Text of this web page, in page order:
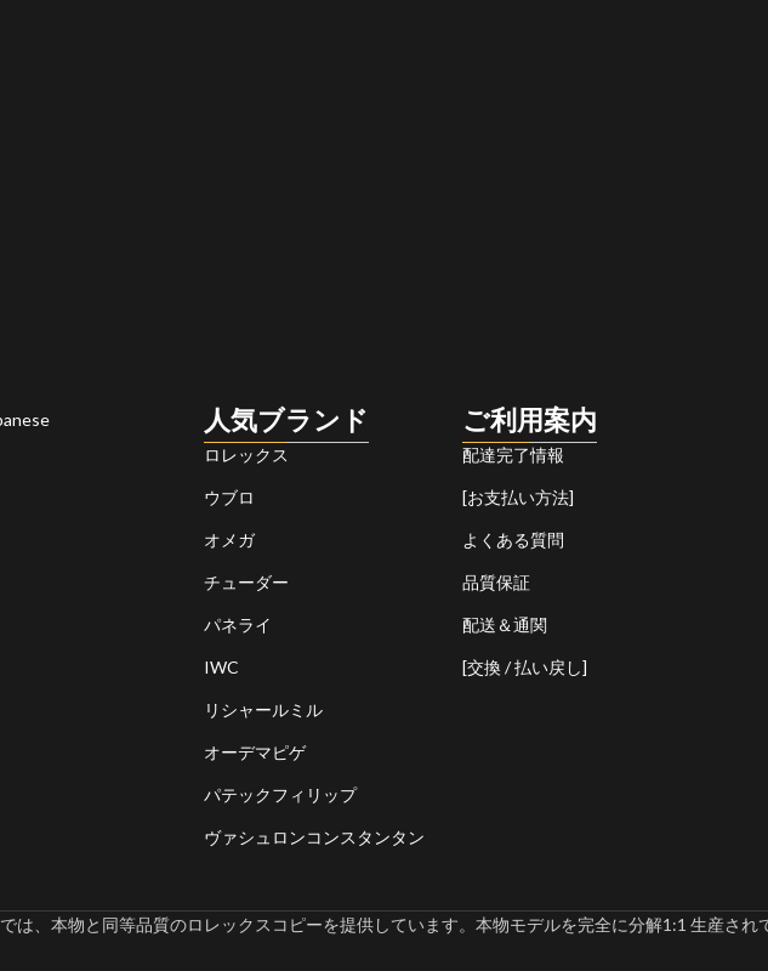
人気ブランド
ロレックス
ウブロ
オメガ
チューダー
パネライ
IWC
リシャールミル
オーデマピゲ
パテックフィリップ
ヴァシュロンコンスタンタン
ご利用案内
配達完了情報
[お支払い方法]
よくある質問
品質保証
配送＆通関
[交換 / 払い戻し]
は、本物と同等品質のロレックスコピーを提供しています。本物モデルを完全に分解1:1 生産され